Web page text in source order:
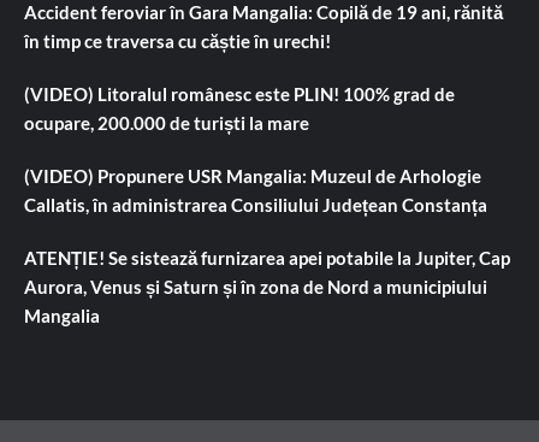
Accident feroviar în Gara Mangalia: Copilă de 19 ani, rănită
în timp ce traversa cu căștie în urechi!
(VIDEO) Litoralul românesc este PLIN! 100% grad de
ocupare, 200.000 de turiști la mare
(VIDEO) Propunere USR Mangalia: Muzeul de Arhologie
Callatis, în administrarea Consiliului Județean Constanța
ATENȚIE! Se sistează furnizarea apei potabile la Jupiter, Cap
Aurora, Venus și Saturn și în zona de Nord a municipiului
Mangalia